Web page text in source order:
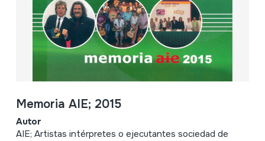
Memoria AIE; 2015
Autor
AIE; Artistas intérpretes o ejecutantes sociedad de